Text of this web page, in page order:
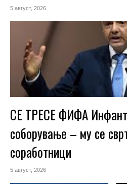
5 август, 2026
СЕ ТРЕСЕ ФИФА
соборување – му се
соработници
5 август, 2026